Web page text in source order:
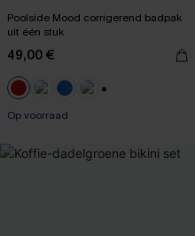
Poolside Mood corrigerend badpak
uit één stuk
49,00 €
Op voorraad